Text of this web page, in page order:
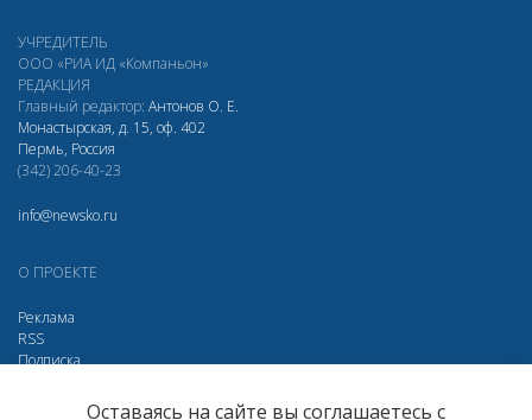
УЧРЕДИТЕЛЬ
ООО «РИА ИД «Компаньон»
РЕДАКЦИЯ
Главный редактор: Антонов О. Е.
Монастырская, д. 15, оф. 402
Пермь, Россия
(342) 206-40-23
info@newsko.ru
О ПРОЕКТЕ
Реклама
RSS
Подписка
ОдноклассникиОставаясь на сайте вы соглашаетесь с